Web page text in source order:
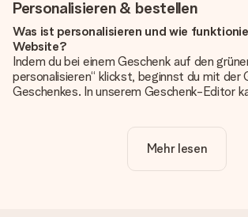
Personalisieren & bestellen
Was ist personalisieren und wie
Website?
Indem du bei einem Geschenk auf den
personalisieren“ klickst, beginnst du mit der
Geschenkes. In unserem Geschenk-Editor
noch eines unserer angebotenen Designs,
Geschenk die perfekte Ausstrahlung zu
Mehr lesen